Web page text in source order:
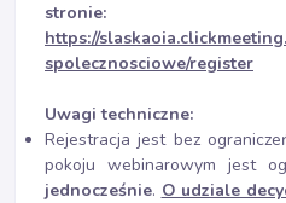
stronie:
https://
spolecznosciowe/register
Uwagi techniczne:
Rejestracja jest bez
pokoju webinarowym jest
jednocześnie. O udziale